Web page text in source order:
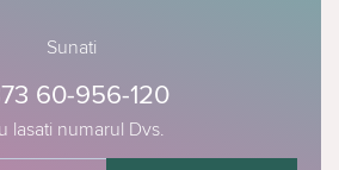
Sunati
lasati numarul Dvs.
60-956-120